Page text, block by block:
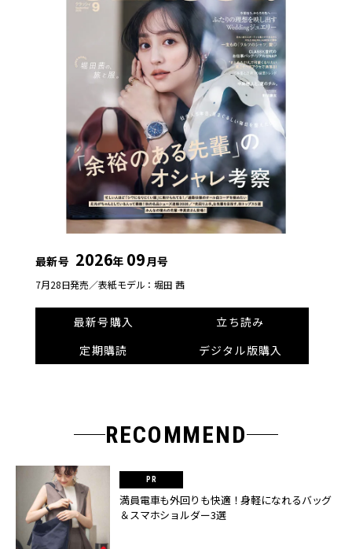
最新号 2026年 09月号
7月28日発売／表紙モデル：堀田 茜
最新号購入
立ち読み
定期購読
デジタル版購入
RECOMMEND
満員電車も外回りも快適！身軽になれるバッグ
＆スマホショルダー3選